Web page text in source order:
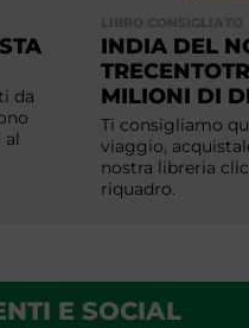
da
al
INDIA DEL
MILIONI DI
Ti consigliamo
viaggio,
nostra libreria
riquadro.
E SOCIAL